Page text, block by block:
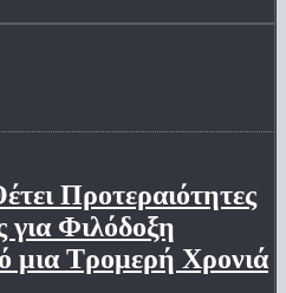
Προτεραιότητες
για Φιλόδοξη
μια Τρομερή Χρονιά